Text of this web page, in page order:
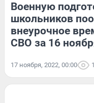
Военную
школьников
внеурочное
СВО за 16
17 ноября, 2022, 00:00